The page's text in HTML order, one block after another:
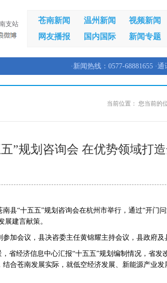
支站 苍南新闻 温州新闻 视频新闻
网友播报
国内国际 新闻专题
·新闻热线：0577-68881655 ·
当前位置： 您当前的
”规划咨询会 在优势领域打
“十五五”规划咨询会在杭州市举行，通过“开门
展建言献策。
会议，县决咨委主任黄锦耀主持会议，县政府及
经济信息中心汇报“十五五”规划编制情况，省发
合苍南发展实际，就低空经济发展、新能源产业